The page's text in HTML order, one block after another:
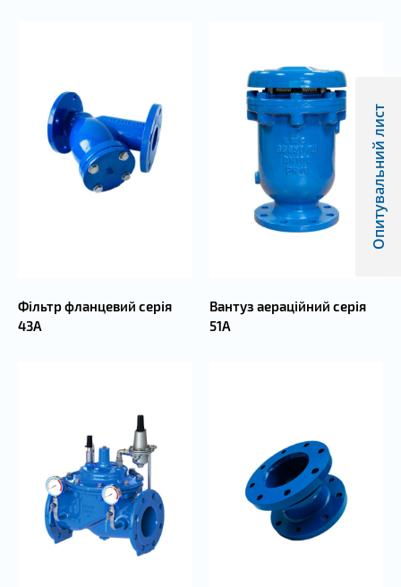
Фільтр фланцевий серія
43А
Вантуз аераційний серія
51А
Опитувальний лист